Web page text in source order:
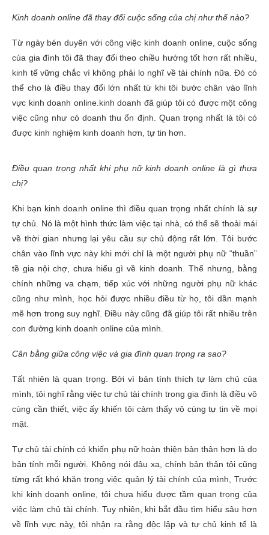
Kinh doanh online đã thay đổi cuộc sống của chị như thế nào?
Từ ngày bén duyên với công việc kinh doanh online, cuộc sống
của gia đình tôi đã thay đổi theo chiều hướng tốt hơn rất nhiều,
kinh tế vững chắc vì không phải lo nghĩ về tài chính nữa. Đó có
thể cho là điều thay đổi lớn nhất từ khi tôi bước chân vào lĩnh
vực kinh doanh online.kinh doanh đã giúp tôi có được một công
việc cũng như có doanh thu ổn định. Quan trọng nhất là tôi có
được kinh nghiệm kinh doanh hơn, tự tin hơn.
Điều quan trọng nhất khi phụ nữ kinh doanh online là gì thưa
chị?
Khi bạn kinh doanh online thì điều quan trọng nhất chính là sự
tự chủ. Nó là một hình thức làm việc tại nhà, có thể sẽ thoải mái
về thời gian nhưng lại yêu cầu sự chủ động rất lớn. Tôi bước
chân vào lĩnh vực này khi mới chỉ là một người phụ nữ “thuần”
tề gia nội chợ, chưa hiểu gì về kinh doanh. Thế nhưng, bằng
chính những va chạm, tiếp xúc với những người phụ nữ khác
cũng như mình, học hỏi được nhiều điều từ họ, tôi dần mạnh
mẽ hơn trong suy nghĩ. Điều này cũng đã giúp tôi rất nhiều trên
con đường kinh doanh online của mình.
Cân bằng giữa công việc và gia đình quan trọng ra sao?
Tất nhiên là quan trọng. Bởi vì bản tính thích tự làm chủ của
mình, tôi nghĩ rằng việc tư chủ tài chính trong gia đình là điều vô
cùng cần thiết, việc ấy khiến tôi cảm thấy vô cùng tự tin về mọi
mặt.
Tự chủ tài chính có khiến phụ nữ hoàn thiện bản thân hơn là do
bản tính mỗi người. Không nói đâu xa, chính bản thân tôi cũng
từng rất khó khăn trong việc quản lý tài chính của mình, Trước
khi kinh doanh online, tôi chưa hiểu được tầm quan trọng của
việc làm chủ tài chính. Tuy nhiên, khi bắt đầu tìm hiểu sâu hơn
về lĩnh vực này, tôi nhận ra rằng độc lập và tự chủ kinh tế là